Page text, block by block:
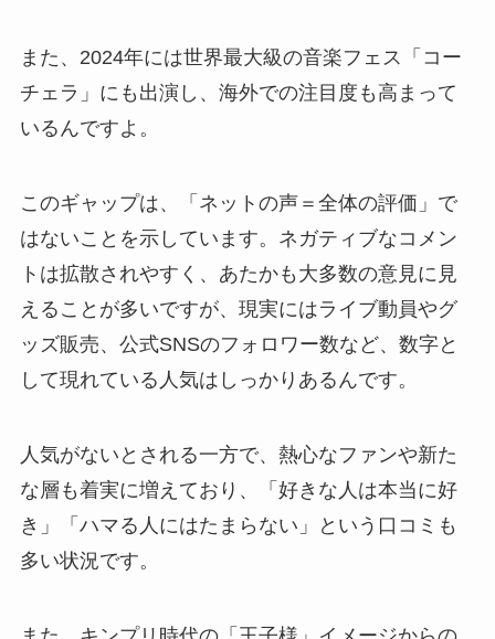
また、2024年には世界最大級の音楽フェス「コー
チェラ」にも出演し、海外での注目度も高まって
いるんですよ。
このギャップは、「ネットの声＝全体の評価」で
はないことを示しています。ネガティブなコメン
トは拡散されやすく、あたかも大多数の意見に見
えることが多いですが、現実にはライブ動員やグ
ッズ販売、公式SNSのフォロワー数など、数字と
して現れている人気はしっかりあるんです。
人気がないとされる一方で、熱心なファンや新た
な層も着実に増えており、「好きな人は本当に好
き」「ハマる人にはたまらない」という口コミも
多い状況です。